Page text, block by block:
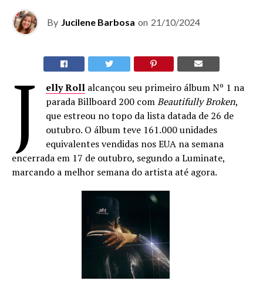
By Jucilene Barbosa on 21/10/2024
J elly Roll alcançou seu primeiro álbum Nº 1 na
parada Billboard 200 comBeautifully Broken,
que estreou no topo da lista datada de 26 de
outubro. O álbum teve 161.000 unidades
equivalentes vendidas nos EUA na semana
encerrada em 17 de outubro, segundo a Luminate,
marcando a melhor semana do artista até agora.